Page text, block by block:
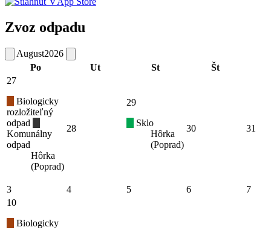
Zvoz odpadu
August2026
Po
Ut St Št
27
Biologicky
rozložiteľný
odpad
Komunálny
odpad
Hôrka
(Poprad)
28
29
Sklo
Hôrka
(Poprad)
30 31
3 4 5 6
7
10
Biologicky